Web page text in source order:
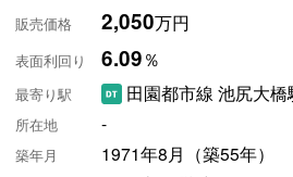
販売価格 2,050万円
表面利回り 6.09％
最寄り駅 田園都市線 池尻大橋
所在地 -
築年月 1971年8月（築55年）